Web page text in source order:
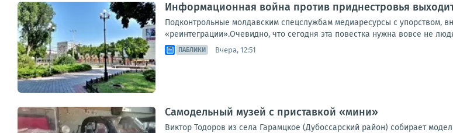
Информационная война против приднестровья
Подконтрольные молдавским спецслужбам медиаресурсы с упорством,
«реинтеграции».Очевидно, что сегодня эта повестка нужна вовсе не
ПАБЛИКИ Вчера, 12:51
Самодельный музей с приставкой «мини»
Виктор Тодоров из села Гарамцкое (Дубоссарский район) собирает